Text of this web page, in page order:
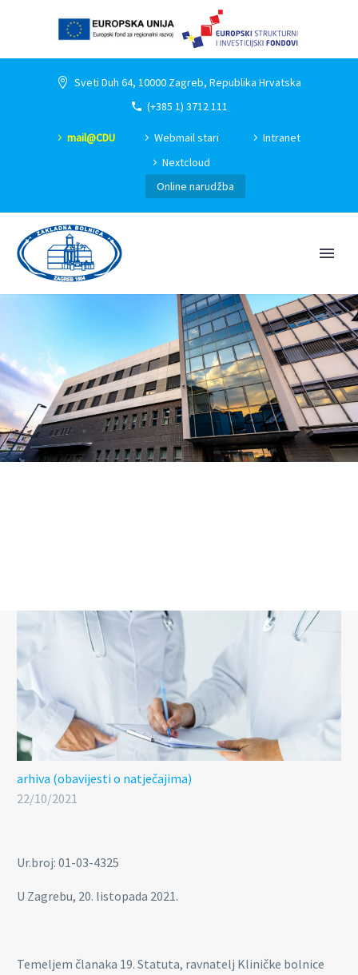
Sveti Duh 64, 10000 Zagreb, Republika Hrvatska
(+385 1) 3712 111
mail@CDU Webmail stari
Intranet
Nextcloud
Online narudžba
arhiva (obavijesti o natječajima)
22/10/2021
Ur.broj: 01-03-4325
U Zagrebu, 20. listopada 2021.
Temeljem članaka 19. Statuta, ravnatelj Kliničke bolnice